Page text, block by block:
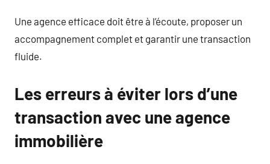
Une agence efficace doit être à l’écoute, proposer un
accompagnement complet et garantir une transaction
fluide.
Les erreurs à éviter lors d’une
transaction avec une agence
immobilière